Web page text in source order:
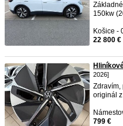
150kw
Košice -
22 800 €
2026]
Zdravím,
originál z
799 €